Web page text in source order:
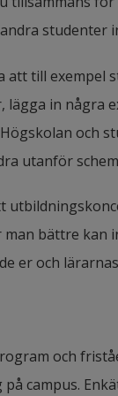
studenter
att till exempel
in några
och
utanför
bättre kan
er och
och
campus.